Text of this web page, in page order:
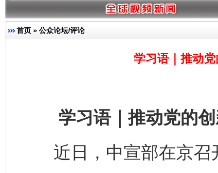
首页 » 公众论坛/评论
学习语｜推动
学习语｜推动党的创
近日，中宣部在京召